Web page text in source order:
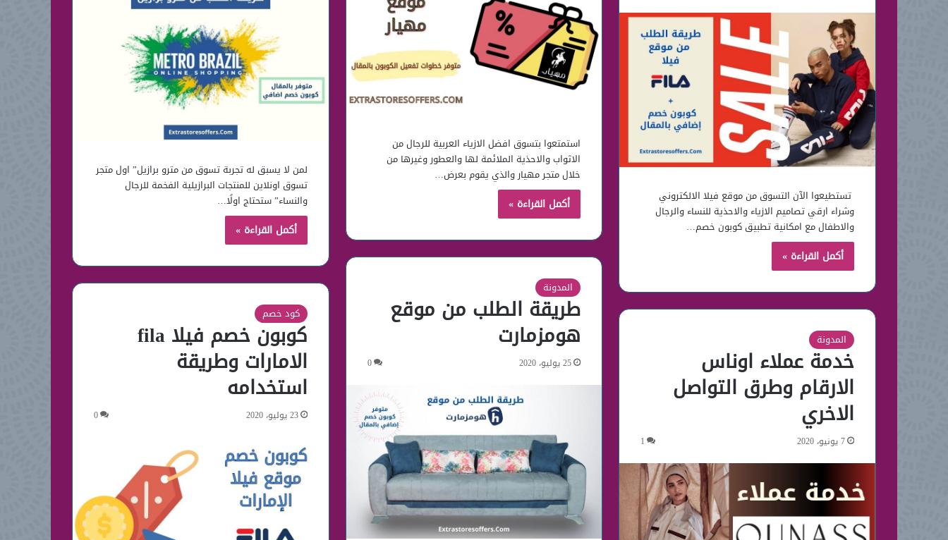
استمتعوا بتسوق افضل الازياء العربية للرجال من
الاثواب والاحذية الملائمة لها والعطور وغيرها من
خلال متجر مهيار والذي يقوم بعرض…
أكمل القراءة »
لمن لا يسبق له تجربة تسوق من مترو برازيل” اول متجر
تسوق اونلاين للمنتجات البرازيلية الفخمة للرجال
والنساء” ستحتاج اولًا…
أكمل القراءة »
تستطيعوا الآن التسوق من موقع فيلا الالكتروني
وشراء ارقي تصاميم الازياء والاحذية للنساء والرجال
والاطفال مع امكانية تطبيق كوبون خصم…
أكمل القراءة »
المدونة
طريقة الطلب من موقع
هومزمارت
25 يوليو، 2020 0
كود خصم
كوبون خصم فيلا fila
الامارات وطريقة
استخدامه
23 يوليو، 2020 0
المدونة
خدمة عملاء اوناس
الارقام وطرق التواصل
الاخري
7 يونيو، 2020 1